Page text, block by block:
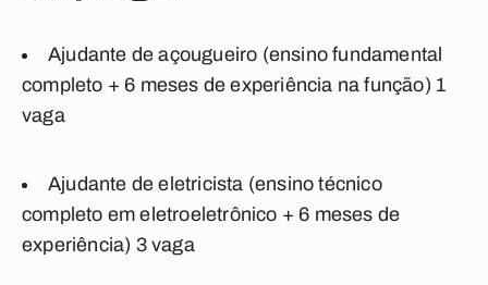
Ajudante de açougueiro (ensino fundamental
completo + 6 meses de experiência na função) 1
vaga
Ajudante de eletricista (ensino técnico
completo em eletroeletrônico + 6 meses de
experiência) 3 vaga